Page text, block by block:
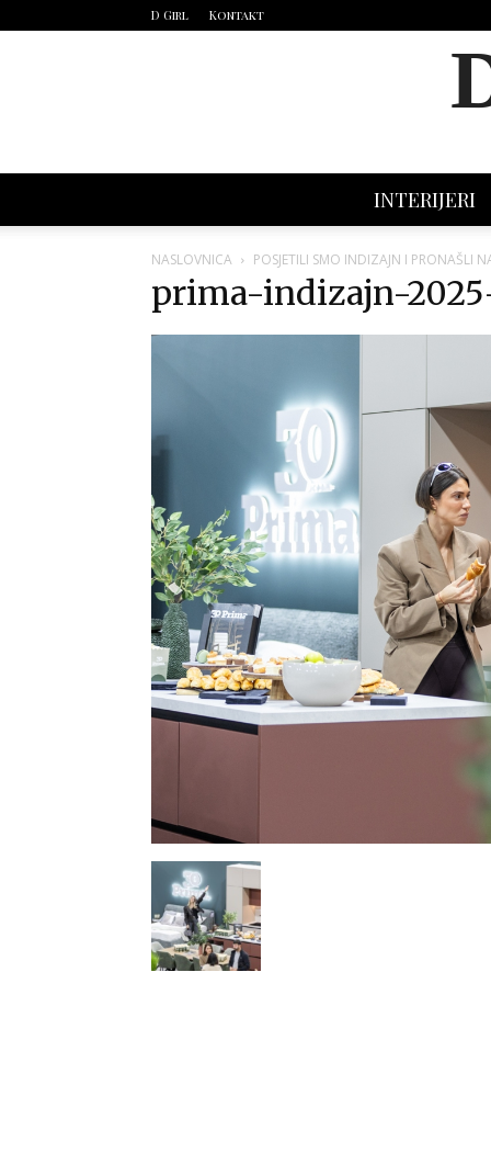
D Girl Kontakt
INTERIJERI
NASLOVNICA POSJETILI SMO INDIZAJN I PRONAŠLI
prima-indizajn-